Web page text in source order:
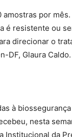
por
é resistente ou
direcionar o
DF, Glaura Caldo.
à
nesta
da